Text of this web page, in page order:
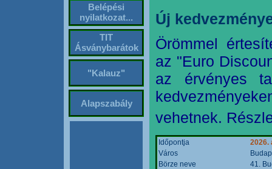
Belépési
nyilatkozat...
TIT
Ásványbarátok
"Kalauz"
Alapszabály
Új
Örömmel
az "Euro
az érvényes
vehetnek.
Időpontja
2026.
Város
Börze neve
41.